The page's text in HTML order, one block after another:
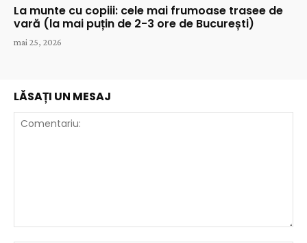
La munte cu copiii: cele mai frumoase trasee de
vară (la mai puțin de 2-3 ore de București)
mai 25, 2026
LĂSAȚI UN MESAJ